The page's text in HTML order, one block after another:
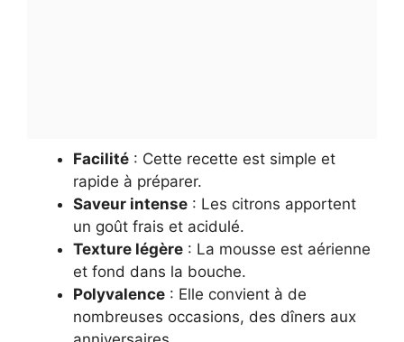
Facilité : Cette recette est simple et
rapide à préparer.
Saveur intense : Les citrons apportent
un goût frais et acidulé.
Texture légère : La mousse est aérienne
et fond dans la bouche.
Polyvalence : Elle convient à de
nombreuses occasions, des dîners aux